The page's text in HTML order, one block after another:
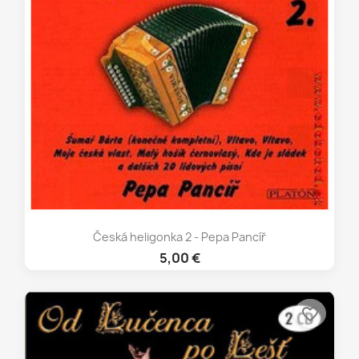
Česká heligonka 2 - Pepa Pancíř
5,00 €
favorite_border